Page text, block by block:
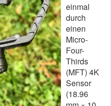
einmal
durch
einen
Micro-
Four-
Thirds
(MFT) 4K
Sensor
(18.96